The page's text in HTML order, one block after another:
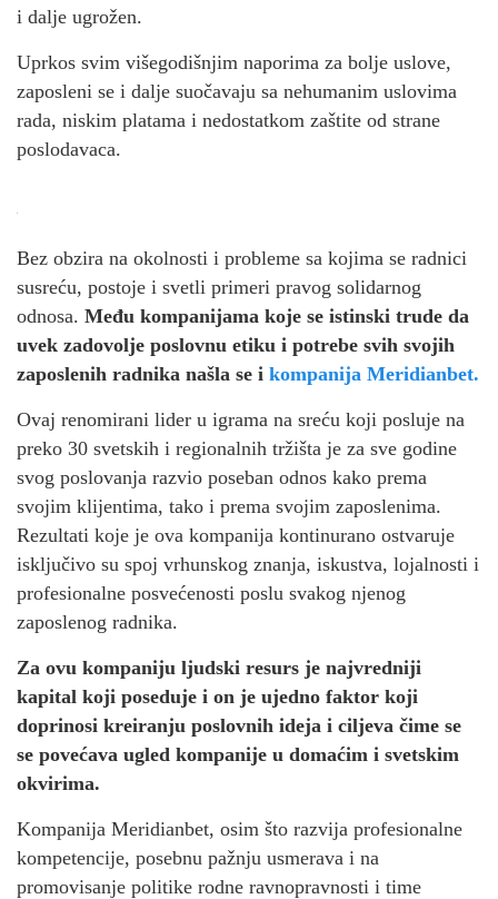
i dalje ugrožen.
Uprkos svim višegodišnjim naporima za bolje uslove,
zaposleni se i dalje suočavaju sa nehumanim uslovima
rada, niskim platama i nedostatkom zaštite od strane
poslodavaca.
Bez obzira na okolnosti i probleme sa kojima se radnici
susreću, postoje i svetli primeri pravog solidarnog
odnosa. Među kompanijama koje se istinski trude da
uvek zadovolje poslovnu etiku i potrebe svih svojih
zaposlenih radnika našla se i kompanija Meridianbet.
Ovaj renomirani lider u igrama na sreću koji posluje na
preko 30 svetskih i regionalnih tržišta je za sve godine
svog poslovanja razvio poseban odnos kako prema
svojim klijentima, tako i prema svojim zaposlenima.
Rezultati koje je ova kompanija kontinurano ostvaruje
isključivo su spoj vrhunskog znanja, iskustva, lojalnosti i
profesionalne posvećenosti poslu svakog njenog
zaposlenog radnika.
Za ovu kompaniju ljudski resurs je najvredniji
kapital koji poseduje i on je ujedno faktor koji
doprinosi kreiranju poslovnih ideja i ciljeva čime se
se povećava ugled kompanije u domaćim i svetskim
okvirima.
Kompanija Meridianbet, osim što razvija profesionalne
kompetencije, posebnu pažnju usmerava i na
promovisanje politike rodne ravnopravnosti i time